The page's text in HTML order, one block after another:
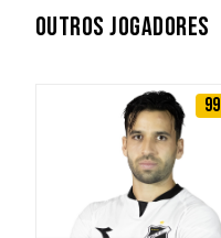
OUTROS JOGADORES
99